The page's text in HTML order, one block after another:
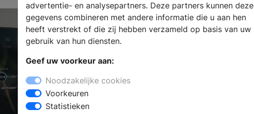
advertentie- en analysepartners. Deze partners kunnen deze
gegevens combineren met andere informatie die u aan hen
heeft verstrekt of die zij hebben verzameld op basis van uw
gebruik van hun diensten.
Geef uw voorkeur aan:
Noodzakelijke cookies
Voorkeuren
Statistieken